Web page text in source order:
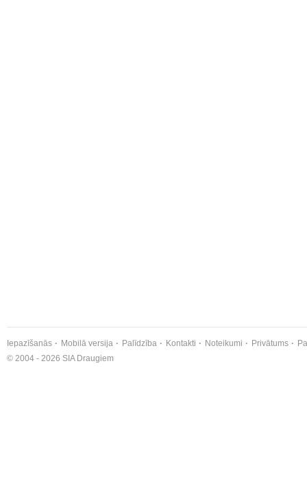
Iepazīšanās Mobilā versija Palīdzība Kontakti Noteikumi Privātums
© 2004 - 2026 SIA Draugiem